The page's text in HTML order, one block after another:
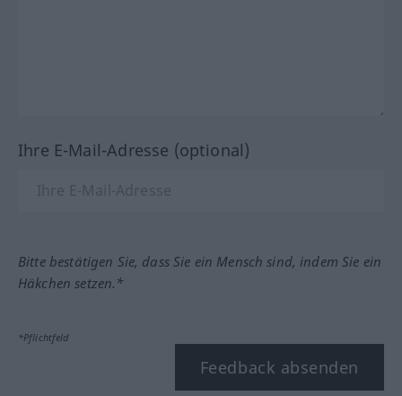
Ihre E-Mail-Adresse (optional)
Bitte bestätigen Sie, dass Sie ein Mensch sind, indem Sie ein
Häkchen setzen.*
*Pflichtfeld
Feedback absenden